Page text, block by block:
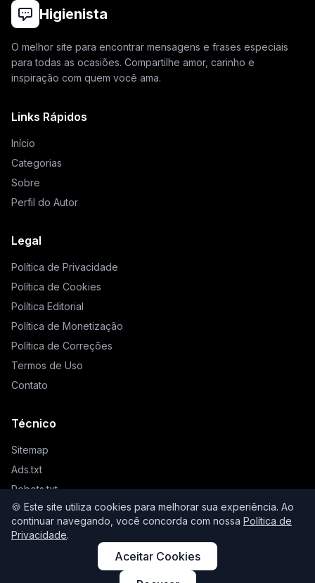
🍪 Este site utiliza cookies para melhorar sua experiência. Ao
continuar navegando, você concorda com nossa Política de
Privacidade.
Aceitar Cookies
Higienista
O melhor site para encontrar mensagens e frases especiais
para todas as ocasiões. Compartilhe amor, carinho e
inspiração com quem você ama.
Links Rápidos
Início
Categorias
Sobre
Perfil do Autor
Legal
Política de Privacidade
Política de Cookies
Política Editorial
Política de Monetização
Política de Correções
Termos de Uso
Contato
Técnico
Sitemap
Ads.txt
Robots.txt
Llms.txt
© 2026 Higienista. Todos os direitos reservados.